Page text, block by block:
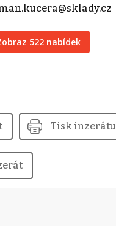
522 nabídek
Tisk inzerátu